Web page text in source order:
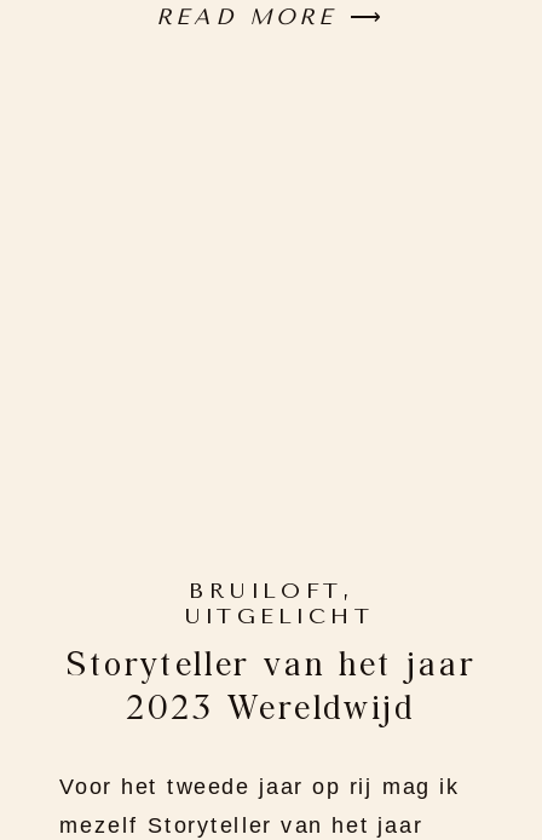
READ MORE ⟶
Voor het tweede jaar op rij mag ik
mezelf Storyteller van het jaar
Storyteller van het jaar
2023 Wereldwijd
BRUILOFT ,
UITGELICHT